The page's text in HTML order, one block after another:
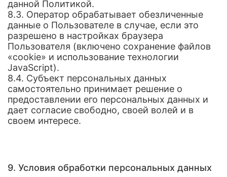
данной Политикой.
8.3. Оператор обрабатывает обезличенные
данные о Пользователе в случае, если это
разрешено в настройках браузера
Пользователя (включено сохранение файлов
«cookie» и использование технологии
JavaScript).
8.4. Субъект персональных данных
самостоятельно принимает решение о
предоставлении его персональных данных и
дает согласие свободно, своей волей и в
своем интересе.
9. Условия обработки персональных данных